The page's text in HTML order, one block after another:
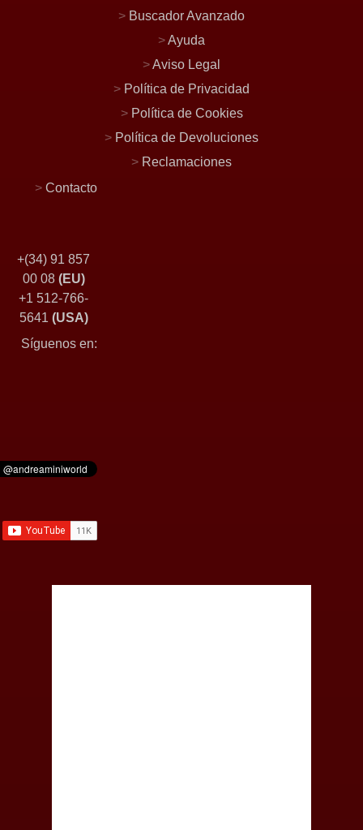
> Buscador Avanzado
>Ayuda
>Aviso Legal
> Política de Privacidad
> Política de Cookies
> Política de Devoluciones
> Reclamaciones
> Contacto
+(34) 91 857
00 08 (EU)
+1 512-766-
5641 (USA)
Síguenos en: